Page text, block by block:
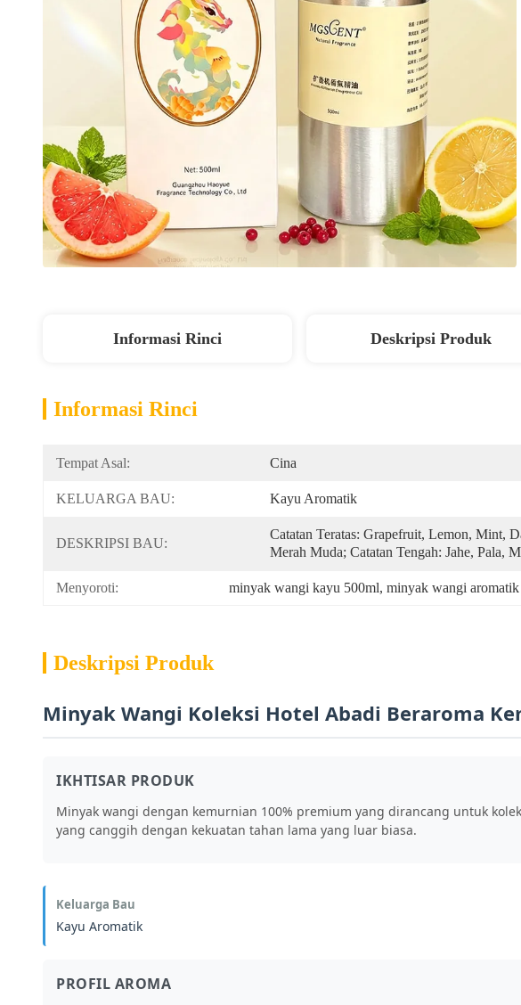
Informasi Rinci Deskripsi Produk
Informasi Rinci
Tempat Asal: Cina
KELUARGA BAU: Kayu Aromatik
DESKRIPSI BAU:
Catatan Teratas: Grapefruit, Lemon, Mint,
Merah Muda; Catatan Tengah: Jahe, Pala,
Menyoroti: minyak wangi kayu 500ml, minyak wangi
Deskripsi Produk
Minyak Wangi Koleksi Hotel Abadi Beraroma
IKHTISAR PRODUK
Minyak wangi dengan kemurnian 100% premium yang dirancang untuk
yang canggih dengan kekuatan tahan lama yang luar biasa.
Keluarga Bau
Kayu Aromatik
PROFIL AROMA